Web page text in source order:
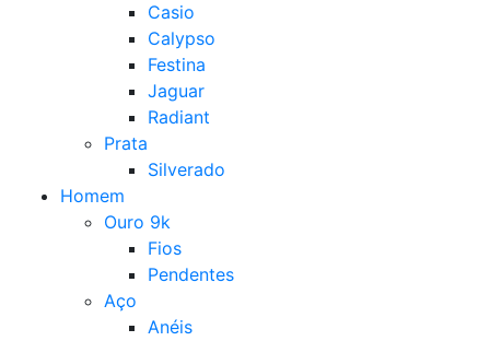
Casio
Calypso
Festina
Jaguar
Radiant
Prata
Silverado
Homem
Ouro 9k
Fios
Pendentes
Aço
Anéis